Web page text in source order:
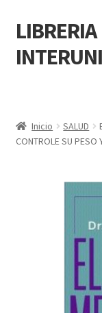
LIBRERIA
Carrito
Finalizar compra
Resumen de
POLÍTICA DE
Inicio SALUD
CONTROLE SU PESO